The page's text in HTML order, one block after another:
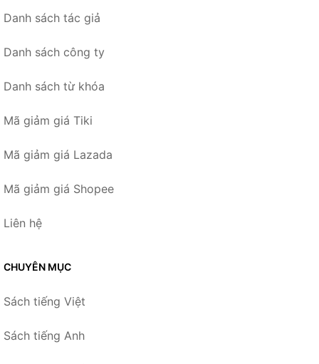
Danh sách tác giả
Danh sách công ty
Danh sách từ khóa
Mã giảm giá Tiki
Mã giảm giá Lazada
Mã giảm giá Shopee
Liên hệ
CHUYÊN MỤC
Sách tiếng Việt
Sách tiếng Anh